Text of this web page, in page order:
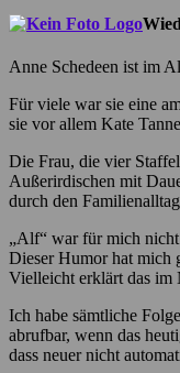
Anne Schedeen ist im
Für viele war sie eine
sie vor allem Kate
Die Frau, die vier
Außerirdischen mit
durch den
„Alf“ war für mich nicht
Dieser Humor hat mich
Vielleicht erklärt das
Ich habe sämtliche
abrufbar, wenn das
dass neuer nicht